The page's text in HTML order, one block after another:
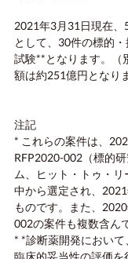
2021年3月31日現在、
として、30件の標的
試験**となります。（
額は約251億円となり
注記
* これらの案件は、
RFP2020-002（標的
ム、ヒット・トゥ・
中から選定され、
ものです。また、
002の案件も複数含ん
* *診断薬開発におい
臨床的妥当性の評価